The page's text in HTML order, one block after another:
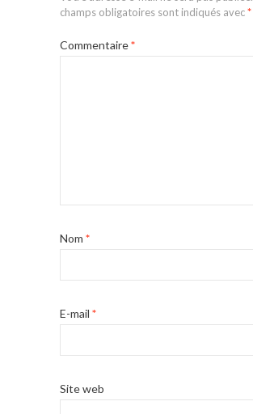
champs obligatoires sont indiqués avec*
Commentaire*
Nom *
E-mail *
Site web